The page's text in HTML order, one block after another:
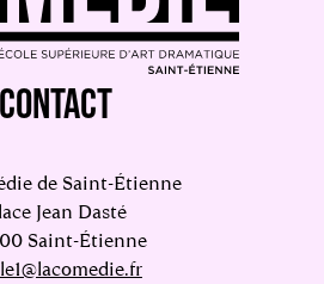
CONTACT
de Saint-Étienne
Jean Dasté
Saint-Étienne